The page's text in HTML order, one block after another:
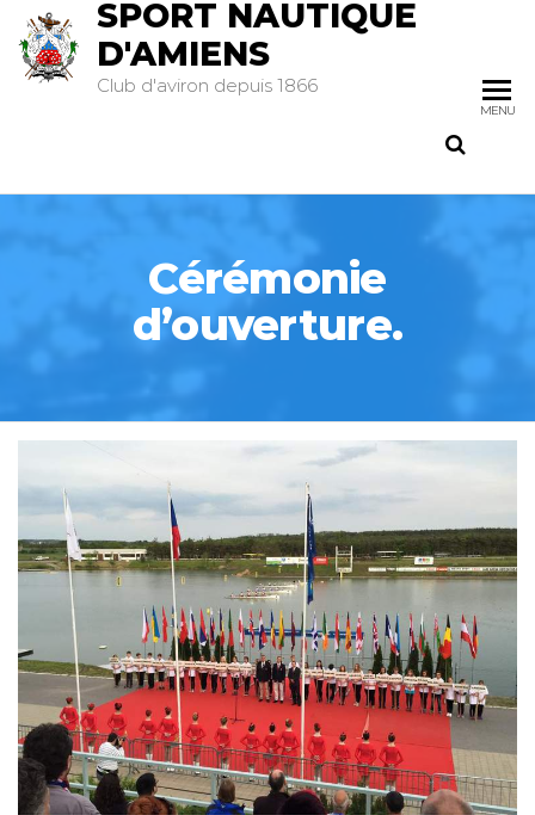
SPORT NAUTIQUE
D'AMIENS
Club d'aviron depuis 1866
MENU
Cérémonie
d’ouverture.